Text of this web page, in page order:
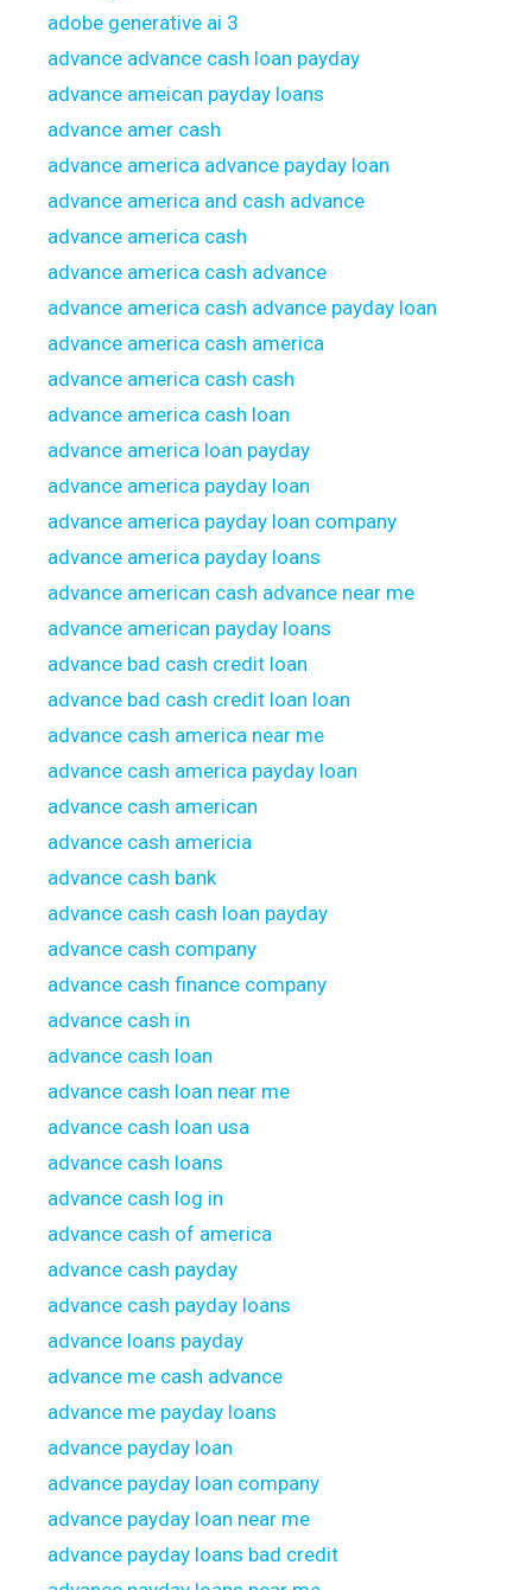
adobe generative ai 3
advance advance cash loan payday
advance ameican payday loans
advance amer cash
advance america advance payday loan
advance america and cash advance
advance america cash
advance america cash advance
advance america cash advance payday loan
advance america cash america
advance america cash cash
advance america cash loan
advance america loan payday
advance america payday loan
advance america payday loan company
advance america payday loans
advance american cash advance near me
advance american payday loans
advance bad cash credit loan
advance bad cash credit loan loan
advance cash america near me
advance cash america payday loan
advance cash american
advance cash americia
advance cash bank
advance cash cash loan payday
advance cash company
advance cash finance company
advance cash in
advance cash loan
advance cash loan near me
advance cash loan usa
advance cash loans
advance cash log in
advance cash of america
advance cash payday
advance cash payday loans
advance loans payday
advance me cash advance
advance me payday loans
advance payday loan
advance payday loan company
advance payday loan near me
advance payday loans bad credit